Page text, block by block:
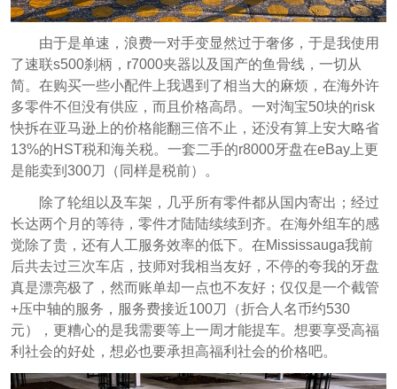
由于是单速，浪费一对手变显然过于奢侈，于是我使用
了速联s500刹柄，r7000夹器以及国产的鱼骨线，一切从
简。在购买一些小配件上我遇到了相当大的麻烦，在海外许
多零件不但没有供应，而且价格高昂。一对淘宝50块的risk
快拆在亚马逊上的价格能翻三倍不止，还没有算上安大略省
13%的HST税和海关税。 一套二手的r8000牙盘在eBay上更
是能卖到300刀（同样是税前）。
除了轮组以及车架，几乎所有零件都从国内寄出；经过
长达两个月的等待，零件才陆陆续续到齐。在海外组车的感
觉除了贵，还有人工服务效率的低下。在Mississauga我前
后共去过三次车店，技师对我相当友好，不停的夸我的牙盘
真是漂亮极了，然而账单却一点也不友好；仅仅是一个截管
+压中轴的服务，服务费接近100刀（折合人名币约530
元），更糟心的是我需要等上一周才能提车。想要享受高福
利社会的好处，想必也要承担高福利社会的价格吧。